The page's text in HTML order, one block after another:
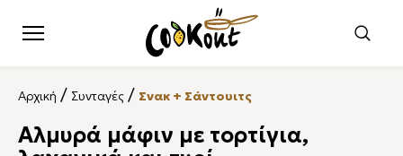
Αρχική / Συνταγές / Σνακ + Σάντουιτς
Αλμυρά μάφιν με τορτίγια,